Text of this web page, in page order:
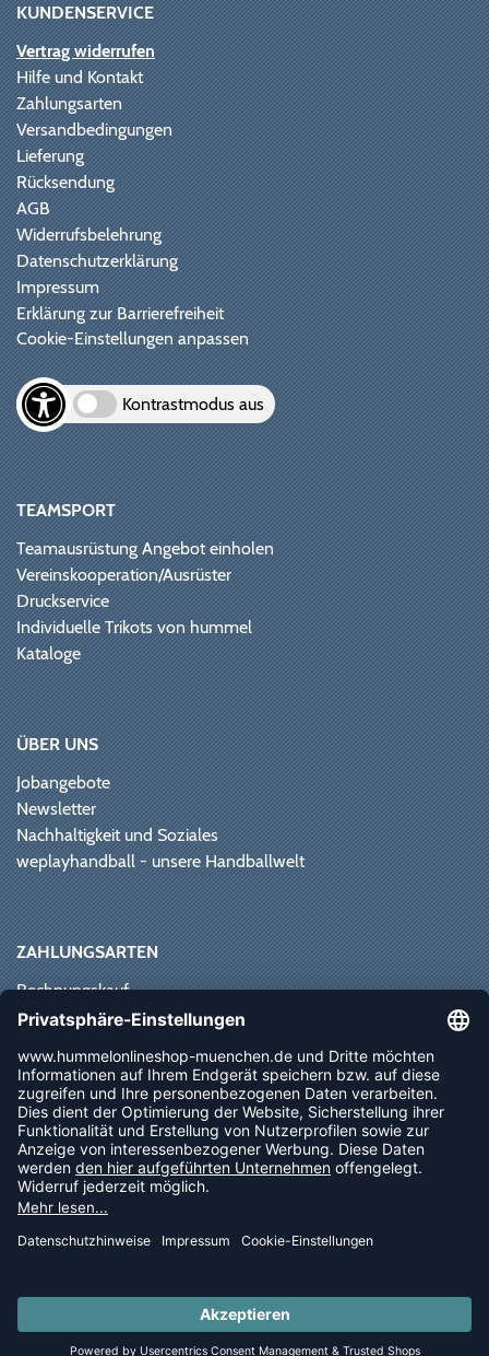
LAST PIECES: Bekleidung - Spare bis zu 65%
KUNDENSERVICE
Vertrag widerrufen
Hilfe und Kontakt
Zahlungsarten
Versandbedingungen
Lieferung
Rücksendung
AGB
Widerrufsbelehrung
Datenschutzerklärung
Impressum
Erklärung zur Barrierefreiheit
Cookie-Einstellungen anpassen
Kontrastmodus aus
TEAMSPORT
Teamausrüstung Angebot einholen
Vereinskooperation/Ausrüster
Druckservice
Individuelle Trikots von hummel
Kataloge
ÜBER UNS
Jobangebote
Newsletter
Nachhaltigkeit und Soziales
weplayhandball - unsere Handballwelt
ZAHLUNGSARTEN
Rechnungskauf
Paypal
Vorkasse
Sofortüberweisung
NEWSLETTER